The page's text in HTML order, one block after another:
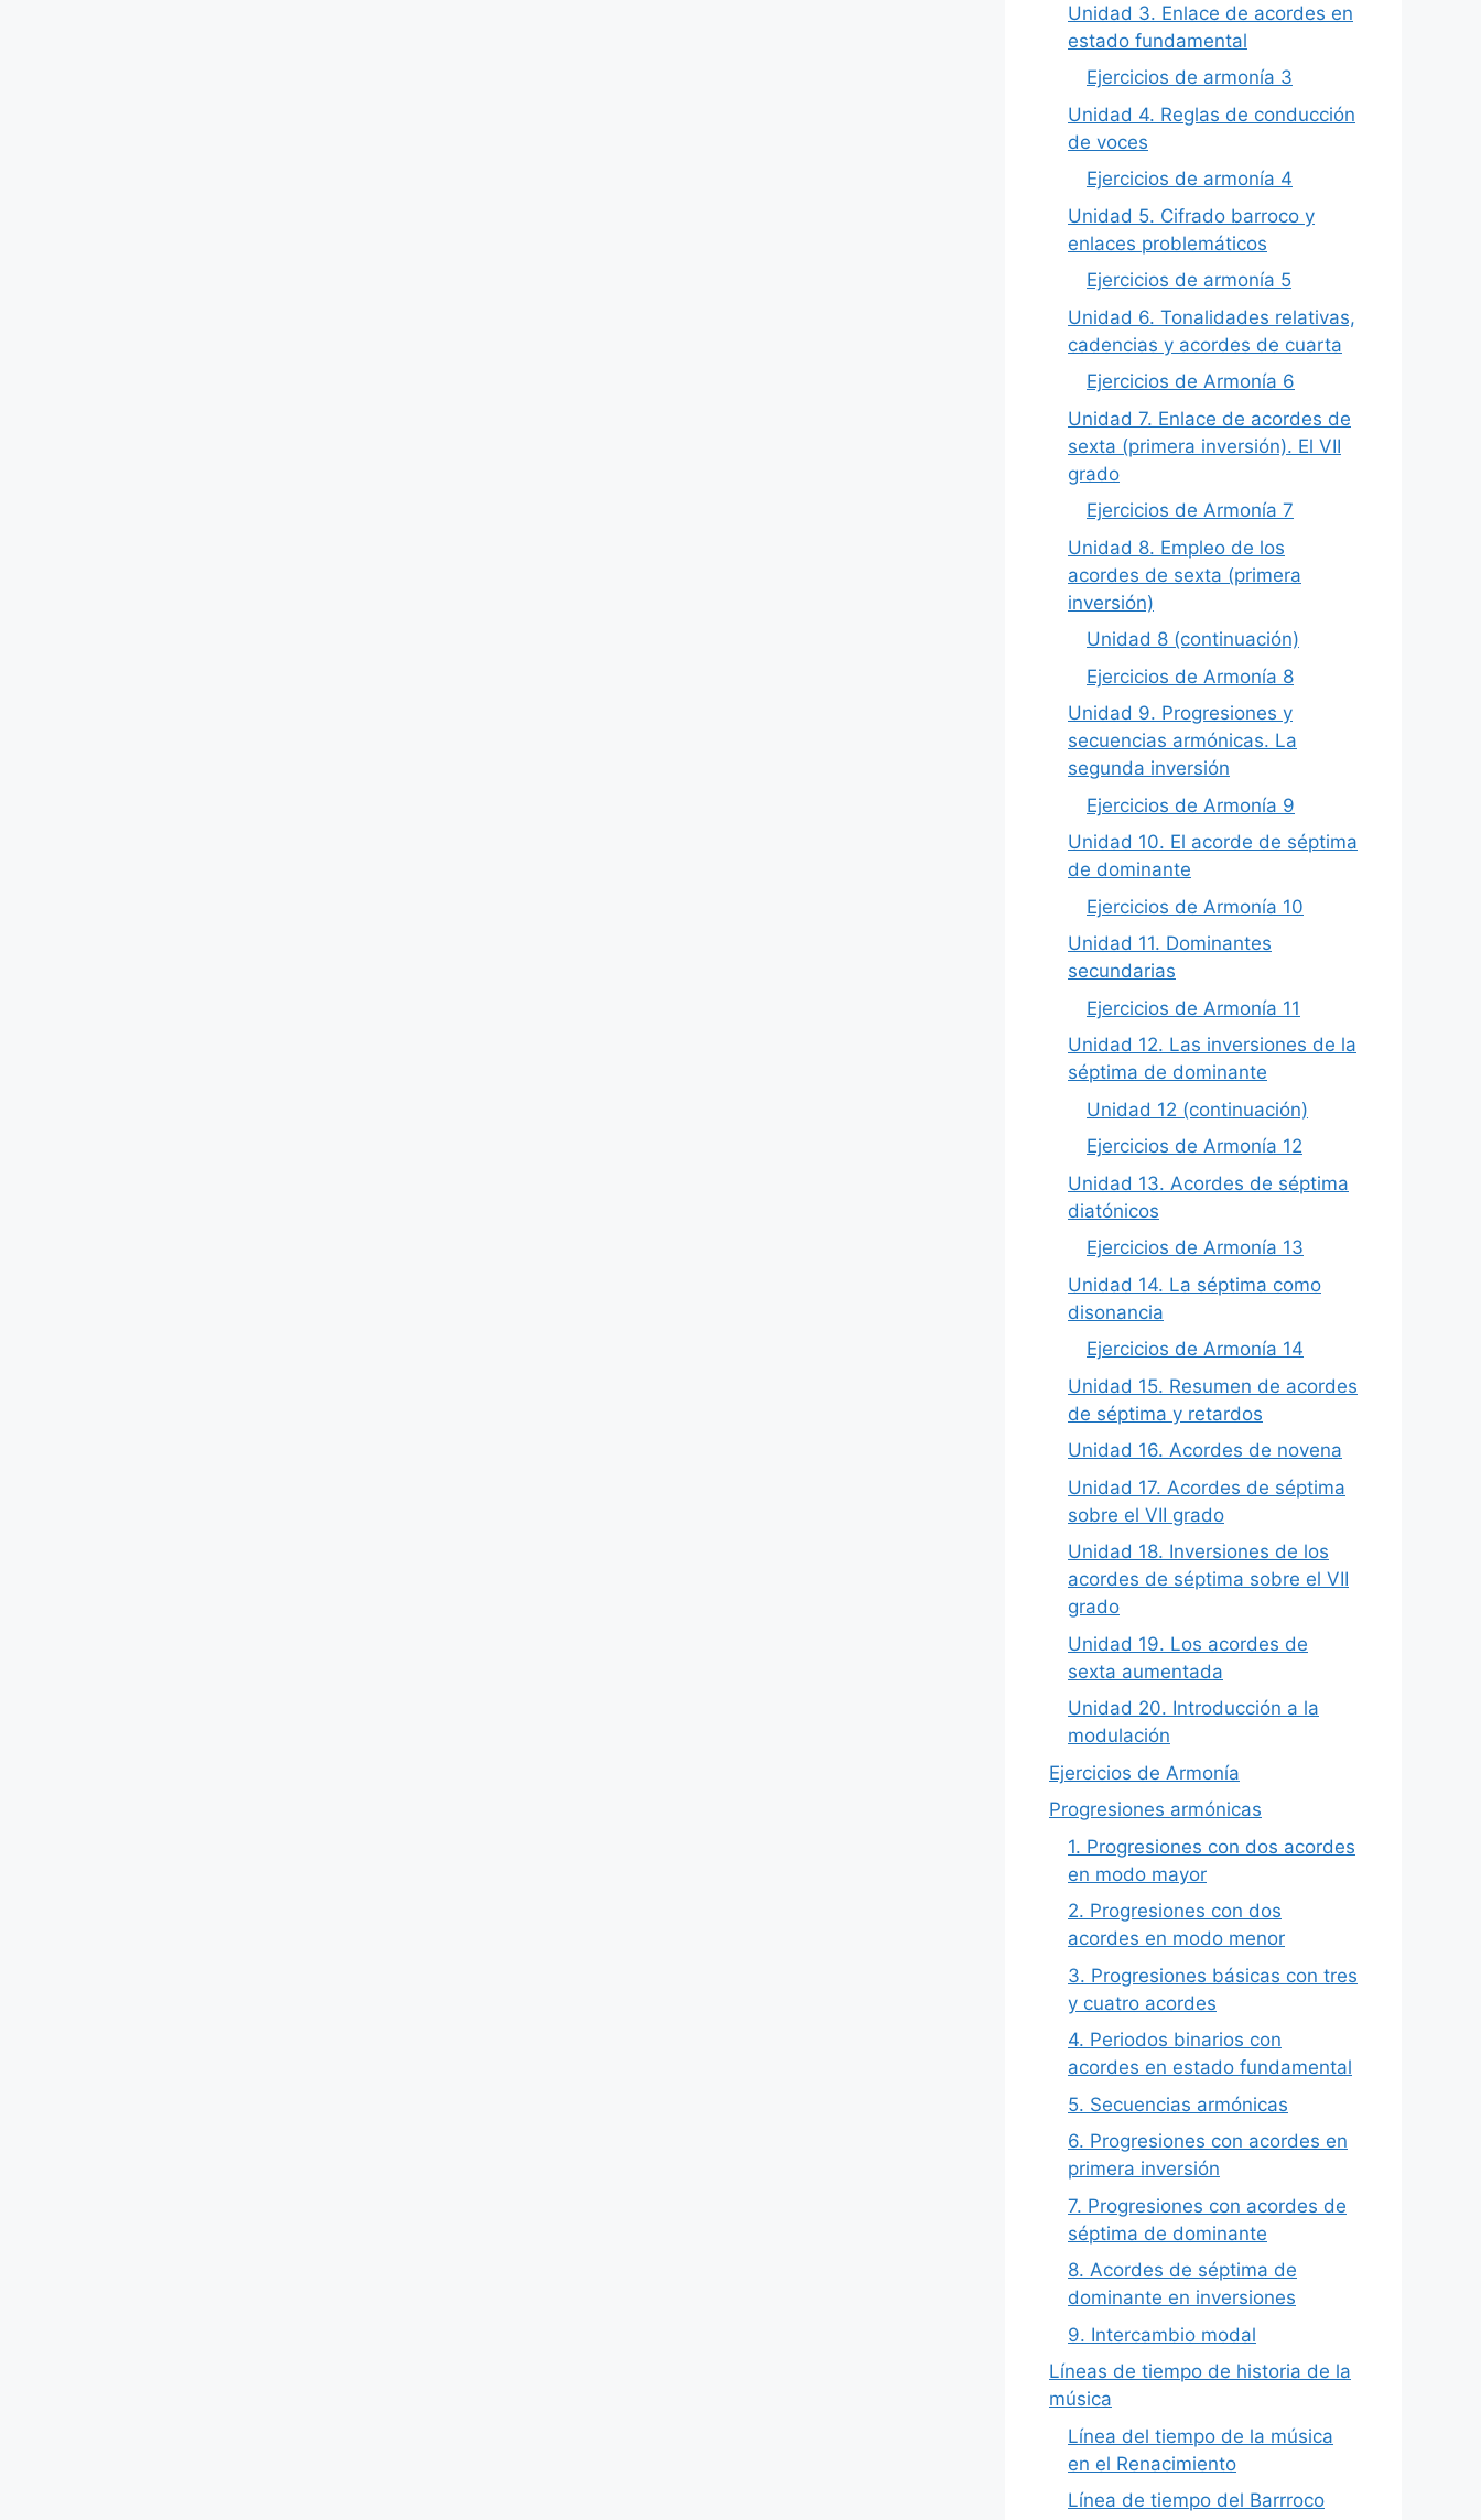
Unidad 3. Enlace de acordes en
estado fundamental
Ejercicios de armonía 3
Unidad 4. Reglas de conducción
de voces
Ejercicios de armonía 4
Unidad 5. Cifrado barroco y
enlaces problemáticos
Ejercicios de armonía 5
Unidad 6. Tonalidades relativas,
cadencias y acordes de cuarta
Ejercicios de Armonía 6
Unidad 7. Enlace de acordes de
sexta (primera inversión). El VII
grado
Ejercicios de Armonía 7
Unidad 8. Empleo de los
acordes de sexta (primera
inversión)
Unidad 8 (continuación)
Ejercicios de Armonía 8
Unidad 9. Progresiones y
secuencias armónicas. La
segunda inversión
Ejercicios de Armonía 9
Unidad 10. El acorde de séptima
de dominante
Ejercicios de Armonía 10
Unidad 11. Dominantes
secundarias
Ejercicios de Armonía 11
Unidad 12. Las inversiones de la
séptima de dominante
Unidad 12 (continuación)
Ejercicios de Armonía 12
Unidad 13. Acordes de séptima
diatónicos
Ejercicios de Armonía 13
Unidad 14. La séptima como
disonancia
Ejercicios de Armonía 14
Unidad 15. Resumen de acordes
de séptima y retardos
Unidad 16. Acordes de novena
Unidad 17. Acordes de séptima
sobre el VII grado
Unidad 18. Inversiones de los
acordes de séptima sobre el VII
grado
Unidad 19. Los acordes de
sexta aumentada
Unidad 20. Introducción a la
modulación
Ejercicios de Armonía
Progresiones armónicas
1. Progresiones con dos acordes
en modo mayor
2. Progresiones con dos
acordes en modo menor
3. Progresiones básicas con tres
y cuatro acordes
4. Periodos binarios con
acordes en estado fundamental
5. Secuencias armónicas
6. Progresiones con acordes en
primera inversión
7. Progresiones con acordes de
séptima de dominante
8. Acordes de séptima de
dominante en inversiones
9. Intercambio modal
Líneas de tiempo de historia de la
música
Línea del tiempo de la música
en el Renacimiento
Línea de tiempo del Barrroco